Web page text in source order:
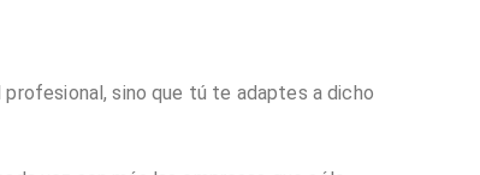
sino que tú te adaptes a dicho